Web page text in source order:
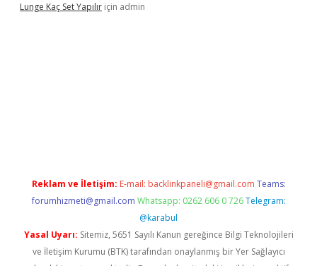
Lunge Kaç Set Yapılır için admin
Reklam ve İletişim: E-mail: backlinkpaneli@gmail.com Teams:
forumhizmeti@gmail.com Whatsapp: 0262 606 0 726 Telegram:
@karabul
Yasal Uyarı: Sitemiz, 5651 Sayılı Kanun gereğince Bilgi Teknolojileri
ve İletişim Kurumu (BTK) tarafından onaylanmış bir Yer Sağlayıcı